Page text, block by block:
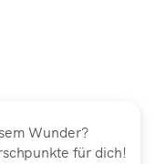
Wunder?
für dich!